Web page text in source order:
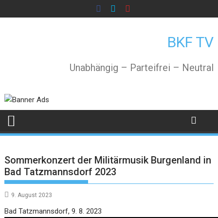
to
BKF TV
Unabhängig – Parteifrei – Neutral
Sommerkonzert der Militärmusik Burgenland in
Bad Tatzmannsdorf 2023
9. August 2023
Bad Tatzmannsdorf, 9. 8. 2023